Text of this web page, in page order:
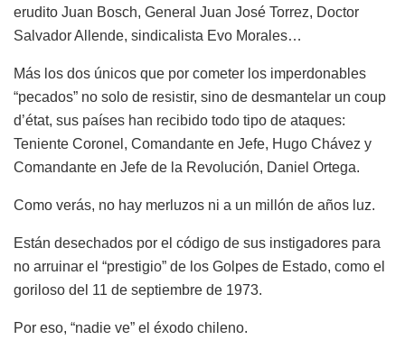
erudito Juan Bosch, General Juan José Torrez, Doctor
Salvador Allende, sindicalista Evo Morales…
Más los dos únicos que por cometer los imperdonables
“pecados” no solo de resistir, sino de desmantelar un coup
d’état, sus países han recibido todo tipo de ataques:
Teniente Coronel, Comandante en Jefe, Hugo Chávez y
Comandante en Jefe de la Revolución, Daniel Ortega.
Como verás, no hay merluzos ni a un millón de años luz.
Están desechados por el código de sus instigadores para
no arruinar el “prestigio” de los Golpes de Estado, como el
goriloso del 11 de septiembre de 1973.
Por eso, “nadie ve” el éxodo chileno.